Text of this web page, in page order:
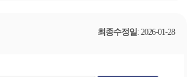
최종수정일: 2026-01-28